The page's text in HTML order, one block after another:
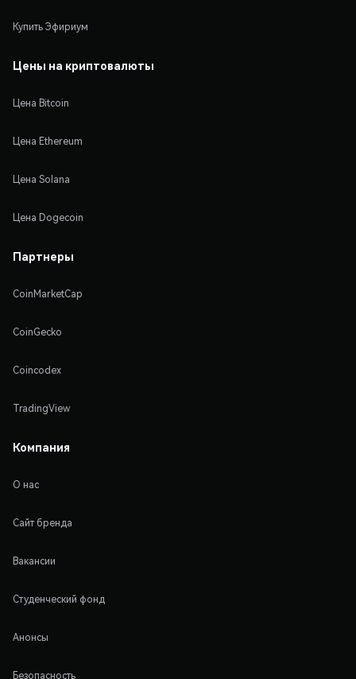
Купить Эфириум
Цены на криптовалюты
Цена Bitcoin
Цена Ethereum
Цена Solana
Цена Dogecoin
Партнеры
CoinMarketCap
CoinGecko
Coincodex
TradingView
Компания
О нас
Сайт бренда
Вакансии
Студенческий фонд
Анонсы
Безопасность